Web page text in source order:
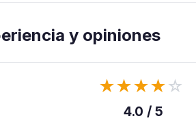
y opiniones
★★★★☆
4.0 / 5